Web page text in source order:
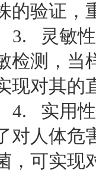
的验证，
3. 灵敏性
检测，当
现对其的
4. 实用
对人体危
，可实现